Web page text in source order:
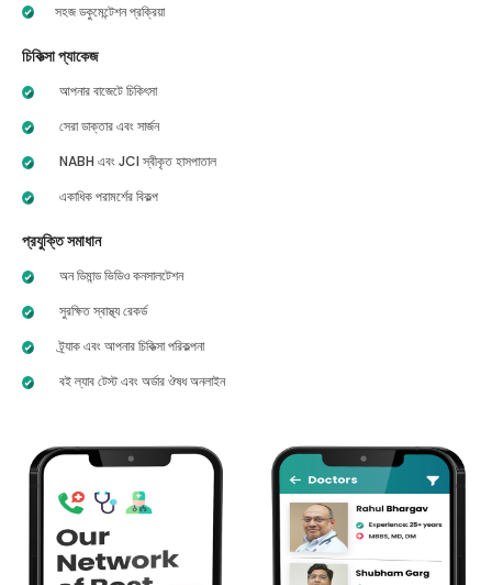
সহজ ডকুমেন্টেশন প্রক্রিয়া
চিকিত্সা প্যাকেজ
আপনার বাজেটে চিকিৎসা
সেরা ডাক্তার এবং সার্জন
NABH এবং JCI স্বীকৃত হাসপাতাল
একাধিক পরামর্শের বিকল্প
প্রযুক্তি সমাধান
অন ডিমান্ড ভিডিও কনসালটেশন
সুরক্ষিত স্বাস্থ্য রেকর্ড
ট্র্যাক এবং আপনার চিকিত্সা পরিকল্পনা
বই ল্যাব টেস্ট এবং অর্ডার ঔষধ অনলাইন